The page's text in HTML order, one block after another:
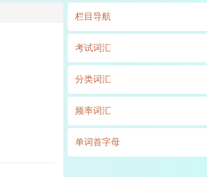
栏目导航
考试词汇
分类词汇
频率词汇
单词首字母